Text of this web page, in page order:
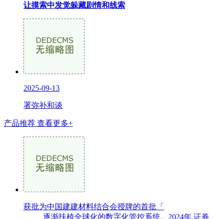
让摸索中发觉躲藏剧情和线索
2025-09-13
署弥补和谈
产品推荐 查看更多+
获批为中国建建材料结合会授牌的首批「
逐渐扶植全球化的数字化管控系统。2024年,证券